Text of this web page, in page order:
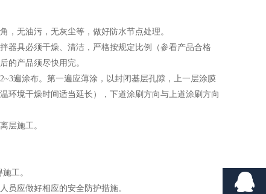
，无油污，无灰尘等，做好防水节点处理。
器具必须干燥、清洁，严格按规定比例（参看产品合格
的产品须尽快用完。
遍涂布。第一遍应薄涂，以封闭基层孔隙，上一层涂膜
环境干燥时间适当延长），下道涂刷方向与上道涂刷方向
层施工。
工。
员应做好相应的安全防护措施。